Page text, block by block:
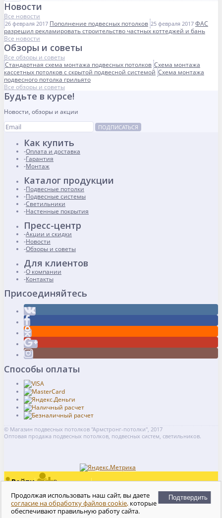
Новости
Все новости
26 февраля 2017 Пополнение подвесных потолков 25 февраля 2017 ФАС
разрешил рекламировать строительство частных коттеджей и бань
Все новости
Обзоры и советы
Все обзоры и советы
Стандартная схема монтажа подвесных потолков Схема монтажа
кассетных потолков с скрытой подвесной системой Схема монтажа
подвесного потолка грильято
Все обзоры и советы
Будьте в курсе!
Новости, обзоры и акции
ПОДПИСАТЬСЯ
Как купить
Оплата и доставка
Гарантия
Монтаж
Каталог продукции
Подвесные потолки
Подвесные системы
Светильники
Настенные покрытия
Пресс-центр
Акции и скидки
Новости
Обзоры и советы
Для клиентов
О компании
Контакты
Присоединяйтесь
Способы оплаты
© Магазин подвесных потолков "Армстронг-потолки", 2017
Оптовая продажа подвесных потолков, подвесных систем, светильников.
Войти
Регистрация
Сравнение
Отложенные 0
Моя корзина 0 0 руб.
Продолжая использовать наш сайт, вы даете
согласие на обработку файлов cookie, которые
обеспечивают правильную работу сайта.
Подтвердить